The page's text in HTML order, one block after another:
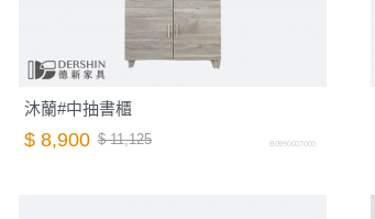
沐蘭#中抽書櫃
$ 8,900 $ 11,125 B0990007000